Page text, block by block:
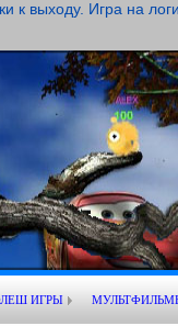
к выходу. Игра на
ИГРЫ